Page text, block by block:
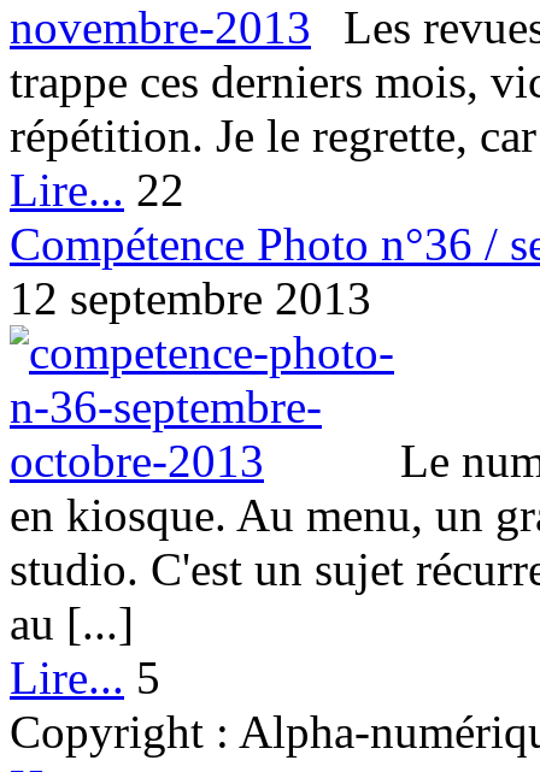
Les
trappe ces derniers mois,
répétition. Je le regrette,
Lire... 22
Compétence Photo n°36 /
12 septembre 2013
Le
en kiosque. Au menu, un
studio. C'est un sujet
au [...]
Lire... 5
Copyright : Alpha-